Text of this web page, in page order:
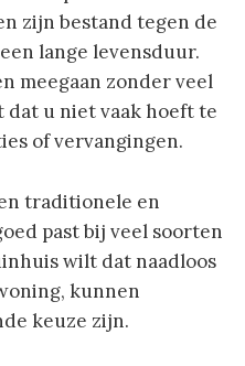
zijn bestand tegen de
lange levensduur.
meegaan zonder veel
u niet vaak hoeft te
of vervangingen.
traditionele en
past bij veel soorten
wilt dat naadloos
kunnen
keuze zijn.